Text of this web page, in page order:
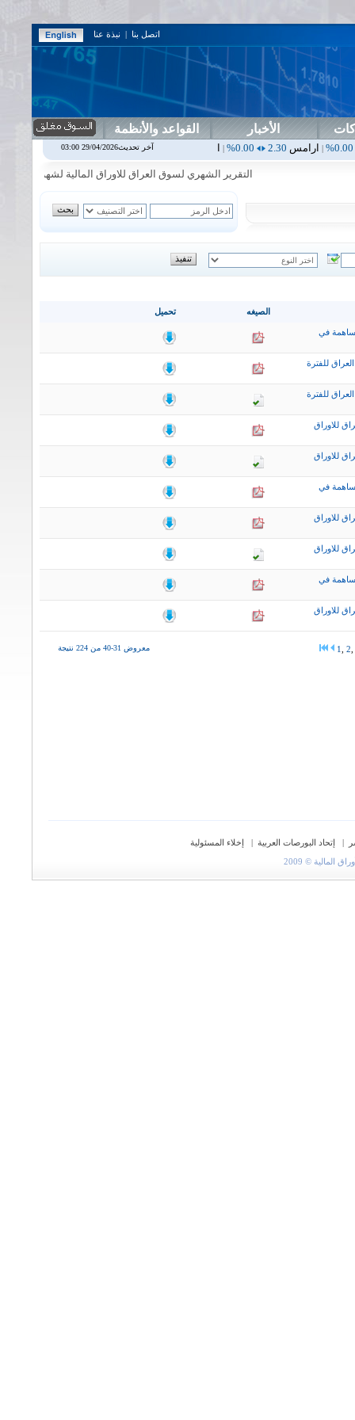
اتصل بنا | نبذة عنا
الأخبار القواعد والأنظمة
2.30
|اربيل 0.00 اس بنك0.00
0.00%
|اسفنج
التقرير الشهري لسوق العراق للاوراق المالية لشهر تموز2026
تحميل الصيغه
في
للفترة
للفترة
للاوراق
للاوراق
في
للاوراق
للاوراق
في
للاوراق
معروض 31-40 من 224 نتيجة 1 2
| إتحاد البورصات العربية |
إخلاء المسئولية
© 2009